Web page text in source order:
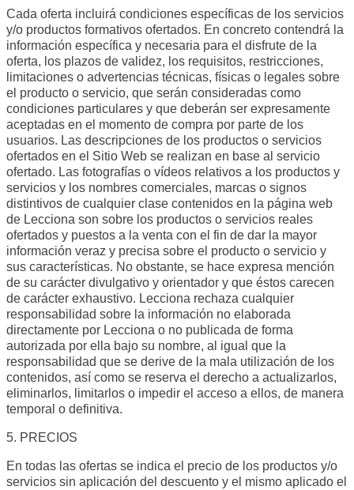
Cada oferta incluirá condiciones específicas de los servicios
y/o productos formativos ofertados. En concreto contendrá la
información específica y necesaria para el disfrute de la
oferta, los plazos de validez, los requisitos, restricciones,
limitaciones o advertencias técnicas, físicas o legales sobre
el producto o servicio, que serán consideradas como
condiciones particulares y que deberán ser expresamente
aceptadas en el momento de compra por parte de los
usuarios. Las descripciones de los productos o servicios
ofertados en el Sitio Web se realizan en base al servicio
ofertado. Las fotografías o vídeos relativos a los productos y
servicios y los nombres comerciales, marcas o signos
distintivos de cualquier clase contenidos en la página web
de Lecciona son sobre los productos o servicios reales
ofertados y puestos a la venta con el fin de dar la mayor
información veraz y precisa sobre el producto o servicio y
sus características. No obstante, se hace expresa mención
de su carácter divulgativo y orientador y que éstos carecen
de carácter exhaustivo. Lecciona rechaza cualquier
responsabilidad sobre la información no elaborada
directamente por Lecciona o no publicada de forma
autorizada por ella bajo su nombre, al igual que la
responsabilidad que se derive de la mala utilización de los
contenidos, así como se reserva el derecho a actualizarlos,
eliminarlos, limitarlos o impedir el acceso a ellos, de manera
temporal o definitiva.
5. PRECIOS
En todas las ofertas se indica el precio de los productos y/o
servicios sin aplicación del descuento y el mismo aplicado el